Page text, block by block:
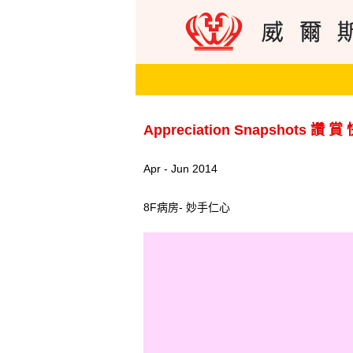
Appreciation Snapshots 讚 賞
Apr - Jun 2014
8F病房- 妙手仁心